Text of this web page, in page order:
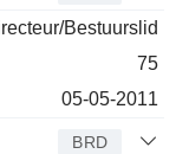
Bestuurslid
75
05-05-2011
BRD